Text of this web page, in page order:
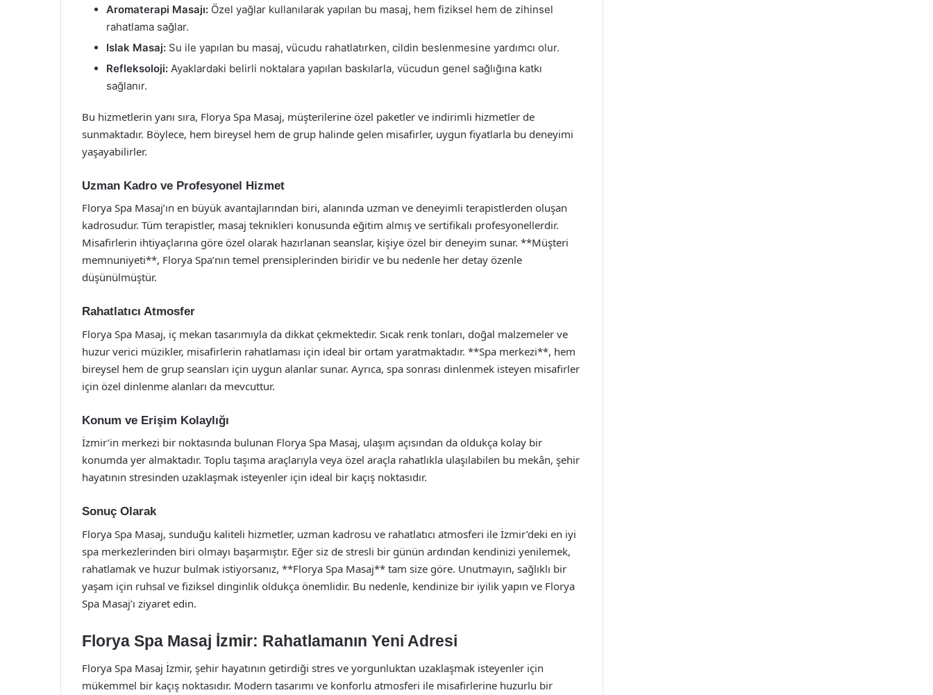
Aromaterapi Masajı: Özel yağlar kullanılarak yapılan bu masaj, hem fiziksel hem de zihinsel
rahatlama sağlar.
Islak Masaj: Su ile yapılan bu masaj, vücudu rahatlatırken, cildin beslenmesine yardımcı olur.
Refleksoloji: Ayaklardaki belirli noktalara yapılan baskılarla, vücudun genel sağlığına katkı
sağlanır.
Bu hizmetlerin yanı sıra, Florya Spa Masaj, müşterilerine özel paketler ve indirimli hizmetler de
sunmaktadır. Böylece, hem bireysel hem de grup halinde gelen misafirler, uygun fiyatlarla bu deneyimi
yaşayabilirler.
Uzman Kadro ve Profesyonel Hizmet
Florya Spa Masaj’ın en büyük avantajlarından biri, alanında uzman ve deneyimli terapistlerden oluşan
kadrosudur. Tüm terapistler, masaj teknikleri konusunda eğitim almış ve sertifikalı profesyonellerdir.
Misafirlerin ihtiyaçlarına göre özel olarak hazırlanan seanslar, kişiye özel bir deneyim sunar. **Müşteri
memnuniyeti**, Florya Spa’nın temel prensiplerinden biridir ve bu nedenle her detay özenle
düşünülmüştür.
Rahatlatıcı Atmosfer
Florya Spa Masaj, iç mekan tasarımıyla da dikkat çekmektedir. Sıcak renk tonları, doğal malzemeler ve
huzur verici müzikler, misafirlerin rahatlaması için ideal bir ortam yaratmaktadır. **Spa merkezi**, hem
bireysel hem de grup seansları için uygun alanlar sunar. Ayrıca, spa sonrası dinlenmek isteyen misafirler
için özel dinlenme alanları da mevcuttur.
Konum ve Erişim Kolaylığı
İzmir’in merkezi bir noktasında bulunan Florya Spa Masaj, ulaşım açısından da oldukça kolay bir
konumda yer almaktadır. Toplu taşıma araçlarıyla veya özel araçla rahatlıkla ulaşılabilen bu mekân, şehir
hayatının stresinden uzaklaşmak isteyenler için ideal bir kaçış noktasıdır.
Sonuç Olarak
Florya Spa Masaj, sunduğu kaliteli hizmetler, uzman kadrosu ve rahatlatıcı atmosferi ile İzmir’deki en iyi
spa merkezlerinden biri olmayı başarmıştır. Eğer siz de stresli bir günün ardından kendinizi yenilemek,
rahatlamak ve huzur bulmak istiyorsanız, **Florya Spa Masaj** tam size göre. Unutmayın, sağlıklı bir
yaşam için ruhsal ve fiziksel dinginlik oldukça önemlidir. Bu nedenle, kendinize bir iyilik yapın ve Florya
Spa Masaj’ı ziyaret edin.
Florya Spa Masaj İzmir: Rahatlamanın Yeni Adresi
Florya Spa Masaj İzmir, şehir hayatının getirdiği stres ve yorgunluktan uzaklaşmak isteyenler için
mükemmel bir kaçış noktasıdır. Modern tasarımı ve konforlu atmosferi ile misafirlerine huzurlu bir